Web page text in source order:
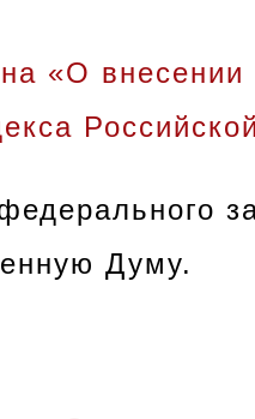
«О внесении
Думу.